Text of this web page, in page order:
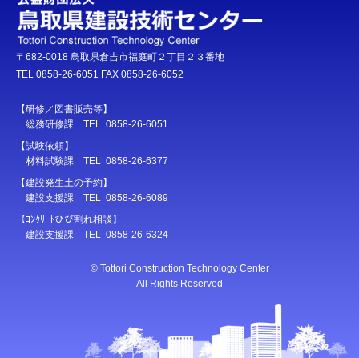
〒682-0018 鳥取県倉吉市福庭町２丁目２３番地
TEL 0858-26-6051 FAX 0858-26-6052
【研修／図書販売等】
総務研修課 TEL 0858-26-6051
【試験依頼】
材料試験課 TEL 0858-26-6377
【建設発生土の予約】
建設支援課 TEL 0858-26-6089
【ｺﾝｸﾘｰﾄひび割れ相談】
建設支援課 TEL 0858-26-6324
© Tottori Construction Technology Center
All Rights Reserved